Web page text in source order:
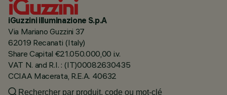
iGuzzini illuminazione S.p.A
Via Mariano Guzzini 37
62019 Recanati (Italy)
Share Capital €21.050.000,00 i.v.
VAT N. and R.I. : (IT)00082630435
CCIAA Macerata, R.E.A. 40632